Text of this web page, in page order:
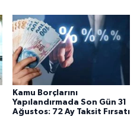
Kamu Borçlarını
Yapılandırmada Son Gün 31
Ağustos: 72 Ay Taksit Fırsatı